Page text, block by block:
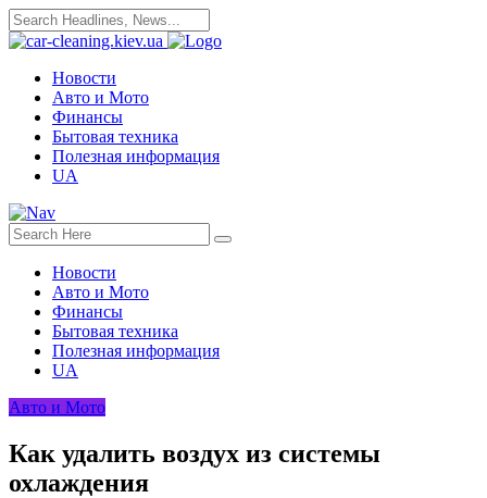
Новости
Авто и Мото
Финансы
Бытовая техника
Полезная информация
UA
Новости
Авто и Мото
Финансы
Бытовая техника
Полезная информация
UA
Авто и Мото
Как удалить воздух из системы
охлаждения